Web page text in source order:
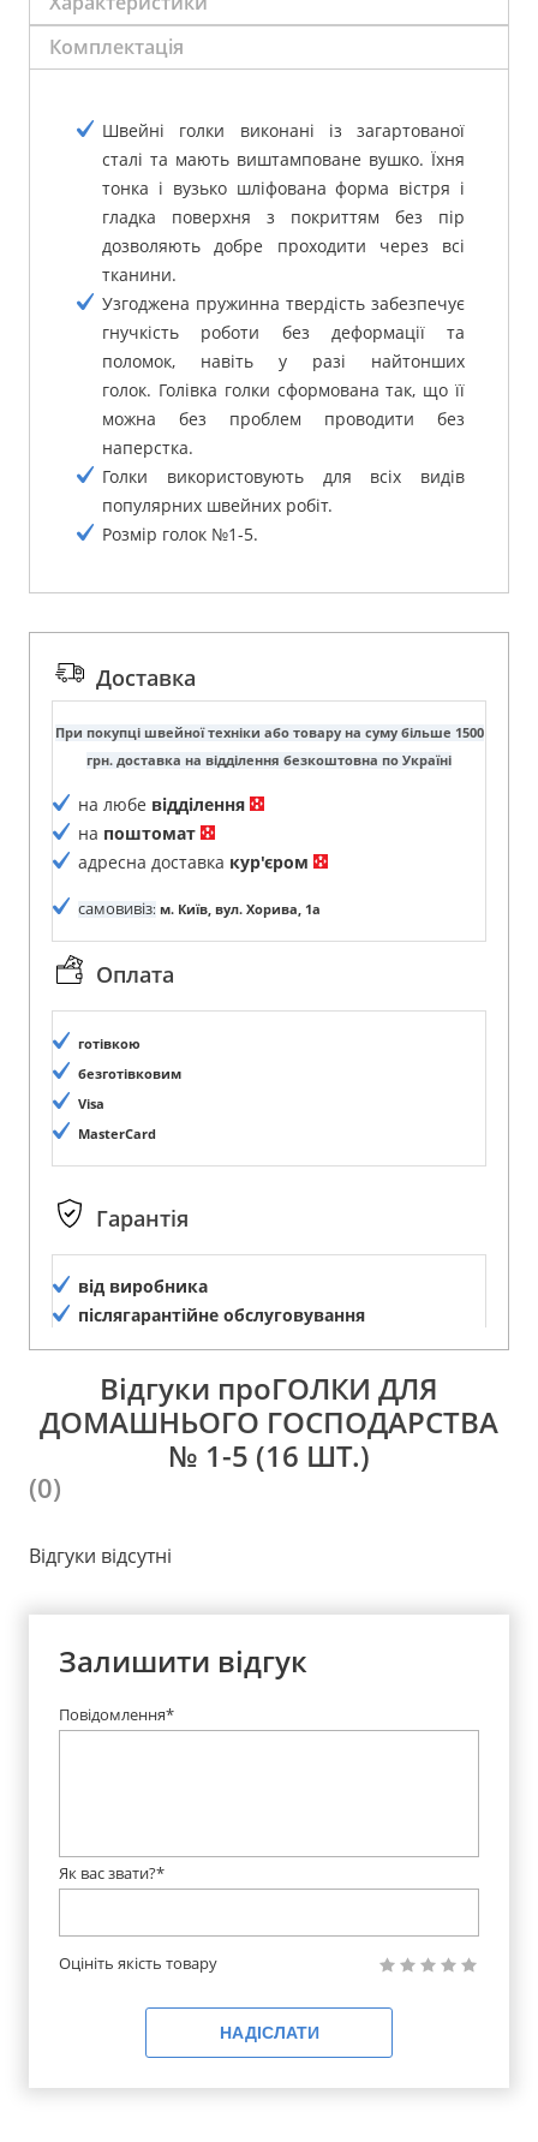
Комплектація
Швейні голки виконані із загартованої
сталі та мають виштамповане вушко. Їхня
тонка і вузько шліфована форма вістря і
гладка поверхня з покриттям без пір
дозволяють добре проходити через всі
тканини.
Узгоджена пружинна твердість забезпечує
гнучкість роботи без деформації та
поломок, навіть у разі найтонших
голок. Голівка голки сформована так, що її
можна без проблем проводити без
наперстка.
Голки використовують для всіх видів
популярних швейних робіт.
Розмір голок №1-5.
Доставка
При покупці швейної техніки або товару на суму більше 1500
грн. доставка на відділення безкоштовна по Україні
на любе відділення
на поштомат
адресна доставка кур'єром
самовивіз: м. Київ, вул. Хорива, 1а
Оплата
готівкою
безготівковим
Visa
MasterCard
Гарантія
від виробника
післягарантійне обслуговування
Відгуки проГОЛКИ ДЛЯ
ДОМАШНЬОГО ГОСПОДАРСТВА
№ 1-5 (16 ШТ.)
(0)
Відгуки відсутні
Залишити відгук
Повідомлення*
Як вас звати?*
Оцініть якість товару
НАДІСЛАТИ